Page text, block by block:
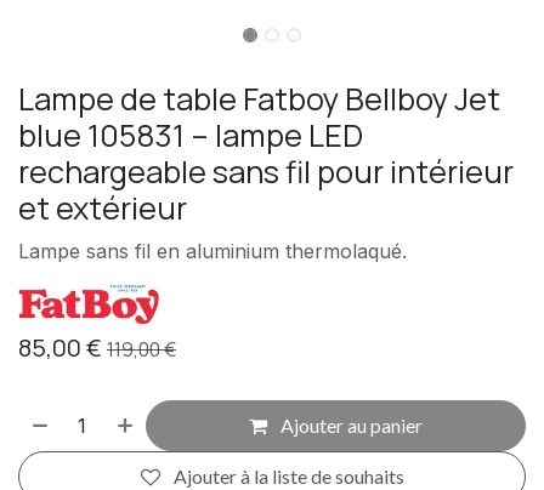
Lampe de table Fatboy Bellboy Jet
blue 105831 – lampe LED
rechargeable sans fil pour intérieur
et extérieur
Lampe sans fil en aluminium thermolaqué.
85,00€ 119,00€
Ajouter au panier
Ajouter à la liste de souhaits